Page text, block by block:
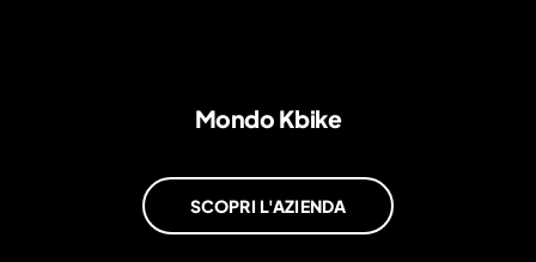
Mondo Kbike
SCOPRI L'AZIENDA